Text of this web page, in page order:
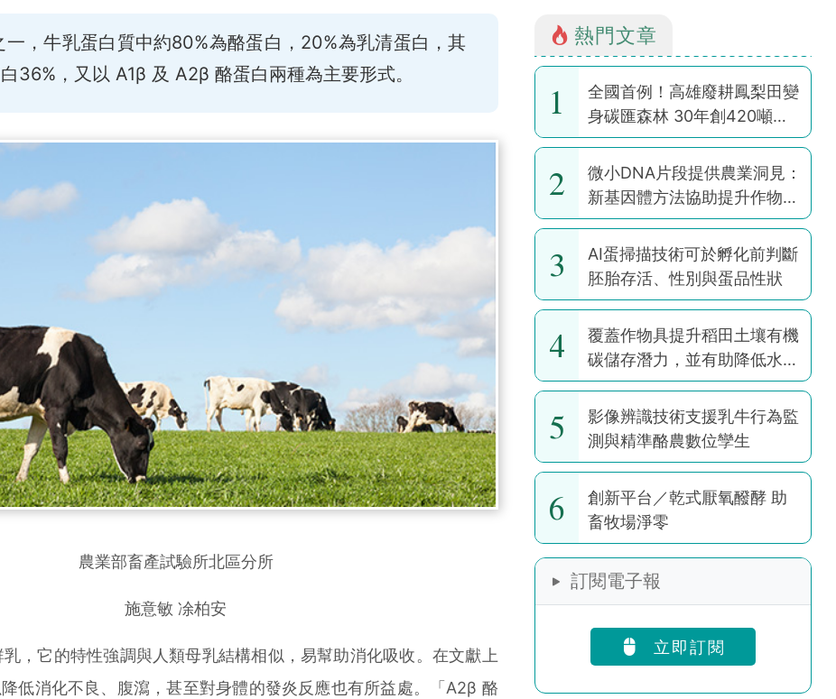
，牛乳蛋白質中約80%為酪蛋白，20%為乳清蛋白，其
36%，又以 A1β 及 A2β 酪蛋白兩種為主要形式。
農業部畜產試驗所北區分所
施意敏 凃柏安
乳，它的特性強調與人類母乳結構相似，易幫助消化吸收。在文獻上
低消化不良、腹瀉，甚至對身體的發炎反應也有所益處。「A2β 酪
熱門文章
1
全國首例！高雄廢耕鳳梨田變
身碳匯森林 30年創420噸碳
權
2
微小DNA片段提供農業洞見：
新基因體方法協助提升作物韌
性
3
AI蛋掃描技術可於孵化前判斷
胚胎存活、性別與蛋品性狀
4
覆蓋作物具提升稻田土壤有機
碳儲存潛力，並有助降低水稻
耕作全球暖化潛勢
5
影像辨識技術支援乳牛行為監
測與精準酪農數位孿生
6
創新平台／乾式厭氧醱酵 助
畜牧場淨零
訂閱電子報
立即訂閱